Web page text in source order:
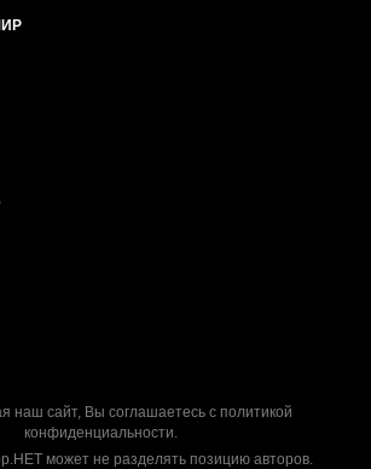
наш сайт, Вы соглашаетесь с политикой
конфиденциальности.
может не разделять позицию авторов.